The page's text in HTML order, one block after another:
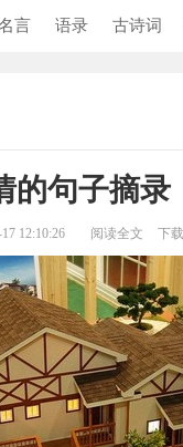
言 语录 古诗词
的句子摘录
12:10:26 阅读全文 下